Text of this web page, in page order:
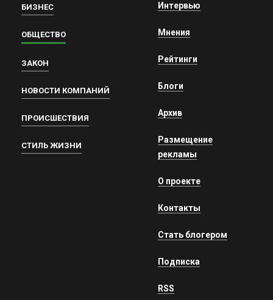
БИЗНЕС
ОБЩЕСТВО
ЗАКОН
НОВОСТИ КОМПАНИЙ
ПРОИСШЕСТВИЯ
СТИЛЬ ЖИЗНИ
Интервью
Мнения
Рейтинги
Блоги
Архив
Размещение
рекламы
О проекте
Контакты
Стать блогером
Подписка
RSS